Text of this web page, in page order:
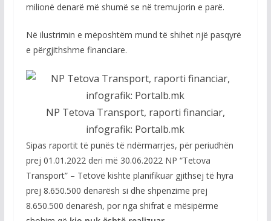
milionë denarë më shumë se në tremujorin e parë.
Në ilustrimin e mëposhtëm mund të shihet një pasqyrë
e përgjithshme financiare.
NP Tetova Transport, raporti financiar,
infografik: Portalb.mk
Sipas raportit të punës të ndërmarrjes, për periudhën
prej 01.01.2022 deri më 30.06.2022 NP “Tetova
Transport” – Tetovë kishte planifikuar gjithsej të hyra
prej 8.650.500 denarësh si dhe shpenzime prej
8.650.500 denarësh, por nga shifrat e mësipërme